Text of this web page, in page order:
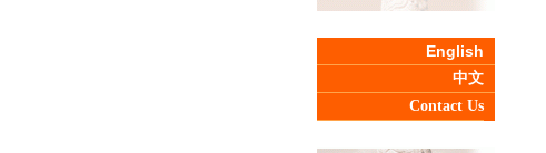
English
中文
Contact Us